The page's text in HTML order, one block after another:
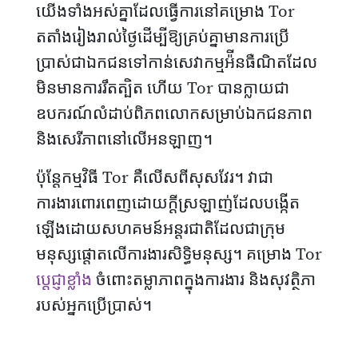
យើងទាំងអស់គ្នាដែលធ្វើការនៅគម្រោង Tor
តតាំងរៀងរាល់​ថ្ងៃ​ដើម្បីឱ្យគ្រប់គ្នាមានការប្រើ
ប្រាស់ជាឯកជនទៅកាន់សេវាកម្មអ៉ីនធឺណិតដែល
មិនមានការរឹតត្បិត ហើយ Tor បានក្លាយជា
ឧបករណ៍លំដាប់ពិភពលោកសម្រាប់ឯកជនភាព
និងសេរីភាពនៅលើអនឡាញ។
ប៉ុន្តែកម្មវិធី Tor គឺលើសពីសុសវែរ។ វាជា
ការងារពោរពេញដោយក្តីស្រឡាញ់ដែលបង្កើត
ឡើងដោយ​សហគមន៍​អន្តរជាតិដែលជាក្រុម
មនុស្សផ្តោតលើការងារសិទ្ធិមនុស្ស។ គម្រោង Tor
ប្តេជ្ញាខ្លាំង ចំពោះតម្លាភាពក្នុងការងារ និងសុវត្ថិភា
របស់អ្នកប្រើប្រាស់។